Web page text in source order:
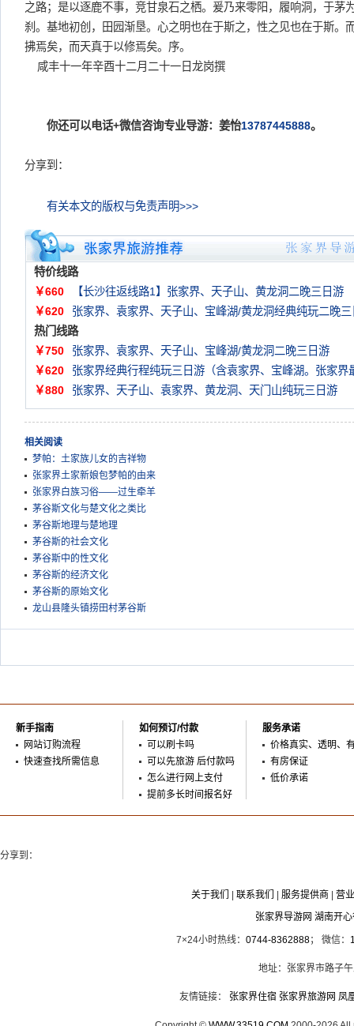
之路；是以逐鹿不事，竞甘泉石之栖。爰乃来零阳，履响洞，于茅
刹。基地初创，田园渐垦。心之明也在于斯之，性之见也在于斯。
拂焉矣，而天真于以修焉矣。序。
咸丰十一年辛酉十二月二十一日龙岗撰
你还可以电话+微信咨询专业导游：姜怡13787445888。
分享到：
有关本文的版权与免责声明>>>
特价线路
￥660
【长沙往返线路1】张家界、天子山、黄龙洞二晚三日游
￥620
张家界、袁家界、天子山、宝峰湖/黄龙洞经典纯玩二晚三
热门线路
￥750
张家界、袁家界、天子山、宝峰湖/黄龙洞二晚三日游
￥620
张家界经典行程纯玩三日游（含袁家界、宝峰湖。张家界
￥880
张家界、天子山、袁家界、黄龙洞、天门山纯玩三日游
相关阅读
梦帕：土家族儿女的吉祥物
张家界土家新娘包梦帕的由来
张家界白族习俗——过生牵羊
茅谷斯文化与楚文化之类比
茅谷斯地理与楚地理
茅谷斯的社会文化
茅谷斯中的性文化
茅谷斯的经济文化
茅谷斯的原始文化
龙山县隆头镇捞田村茅谷斯
新手指南
网站订购流程
快速查找所需信息
如何预订/付款
可以刷卡吗
可以先旅游 后付款吗
怎么进行网上支付
提前多长时间报名好
服务承诺
价格真实、透明、
有房保证
低价承诺
分享到：
关于我们 联系我们 服务提供商
营
张家界导游网 湖南开
7×24小时热线： 0744-8362888； 微信：
地址：张家界市路子
友情链接： 张家界住宿 张家界旅游网 凤